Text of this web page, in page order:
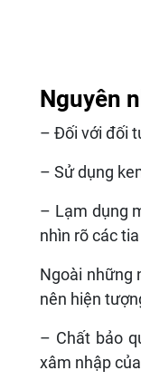
Nguyên
– Đối với đối
– Sử dụng
– Lạm dụng
nhìn rõ các
Ngoài những
nên hiện
– Chất bảo
xâm nhập